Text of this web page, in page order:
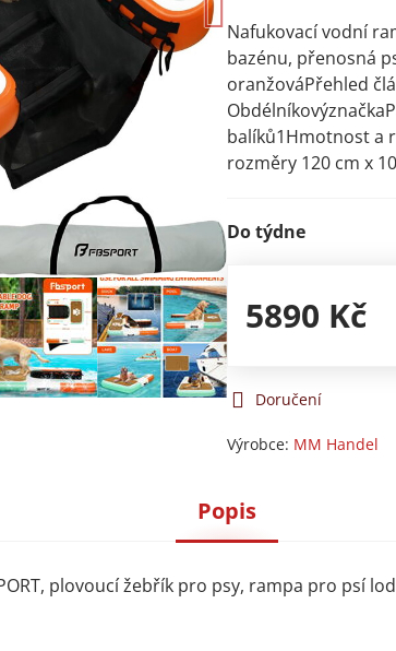
Nafukovací vodní
bazénu, přenosná
oranžováPřehled
balíků1Hmotnost a
rozměry 120 cm x
Do týdne
5890 Kč
Doručení
Výrobce: MM Handel
Popis
plovoucí žebřík pro psy, rampa pro psí